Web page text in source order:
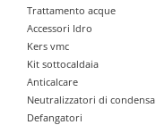
Trattamento acque
Accessori Idro
Kers vmc
Kit sottocaldaia
Anticalcare
Neutralizzatori di condensa
Defangatori